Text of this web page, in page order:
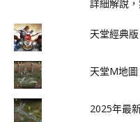
詳細解說
天堂經典
天堂M地
2025年最